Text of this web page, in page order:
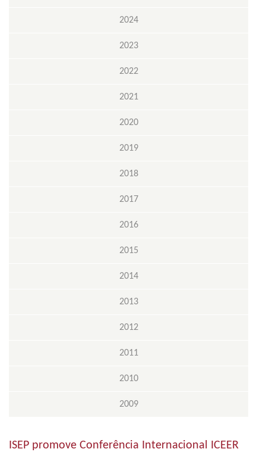
2024
2023
2022
2021
2020
2019
2018
2017
2016
2015
2014
2013
2012
2011
2010
2009
ISEP promove Conferência Internacional ICEER